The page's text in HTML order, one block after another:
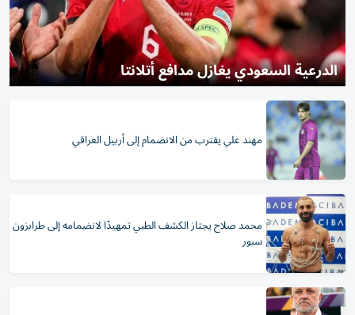
الدرعية السعودي يغازل مدافع أتلانتا
مهند علي يقترب من الانضمام إلى أربيل العراقي
محمد صلاح يجتاز الكشف الطبي تمهيدًا لانضمامه إلى طرابزون
سبور